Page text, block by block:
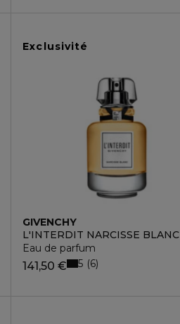
Exclusivité
GIVENCHY
L'INTERDIT NARCISSE BLANC
Eau de parfum
141,50 € 5 6